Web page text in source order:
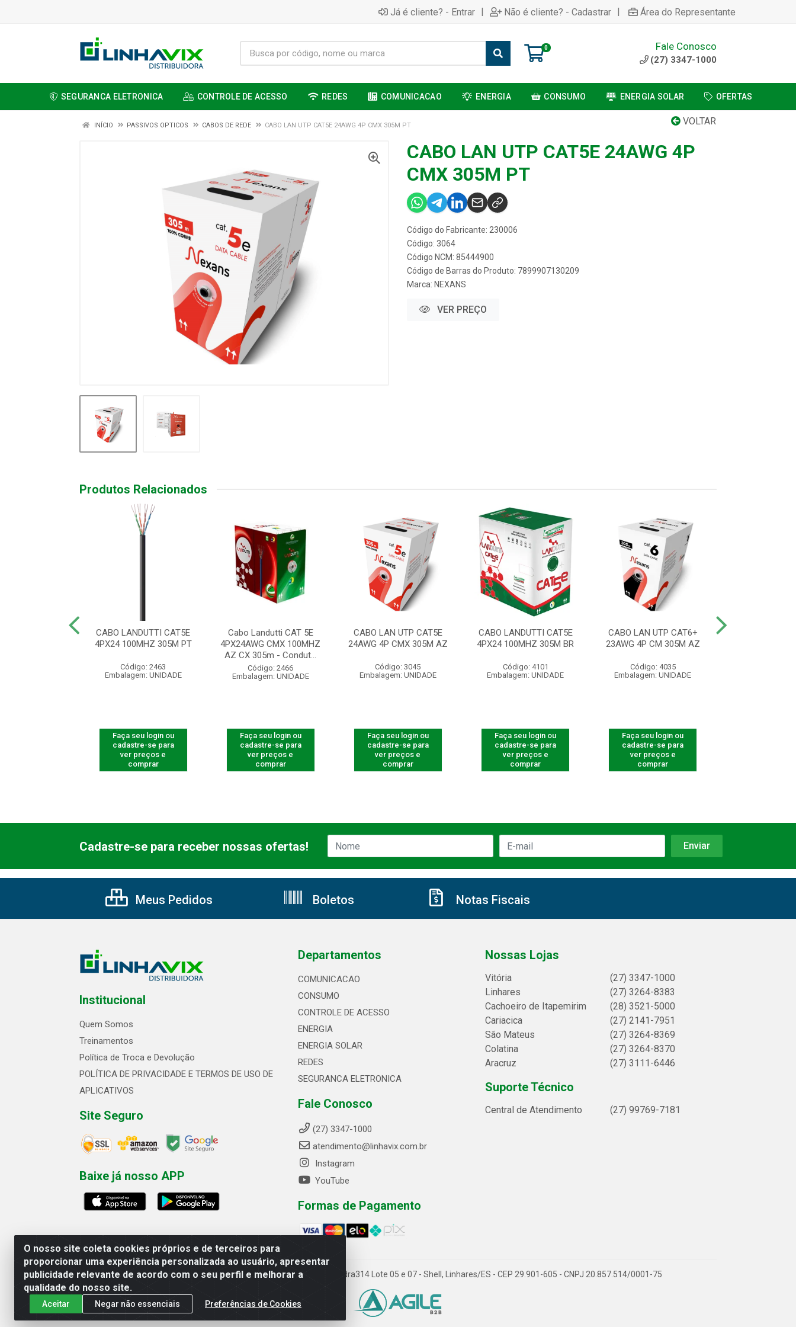
Já é cliente? - Entrar | Não é cliente? - Cadastrar | Área do Representante
0 Fale Conosco
(27) 3347-1000
SEGURANCA ELETRONICA CONTROLE DE ACESSO REDES COMUNICACAO ENERGIA CONSUMO ENERGIA SOLAR OFERTAS
VOLTAR
INÍCIO PASSIVOS OPTICOS CABOS DE REDE CABO LAN UTP CAT5E 24AWG 4P CMX 305M PT
CABO LAN UTP CAT5E 24AWG 4P
CMX 305M PT
Código do Fabricante: 230006
Código: 3064
Código NCM: 85444900
Código de Barras do Produto: 7899907130209
Marca: NEXANS
VER PREÇO
Produtos Relacionados
CABO LANDUTTI CAT5E
4PX24 100MHZ 305M PT
Código: 2463
Embalagem: UNIDADE
Faça seu login ou
cadastre-se para
ver preços e
comprar
Cabo Landutti CAT 5E
4PX24AWG CMX 100MHZ
AZ CX 305m - Condut...
Código: 2466
Embalagem: UNIDADE
Faça seu login ou
cadastre-se para
ver preços e
comprar
CABO LAN UTP CAT5E
24AWG 4P CMX 305M AZ
Código: 3045
Embalagem: UNIDADE
Faça seu login ou
cadastre-se para
ver preços e
comprar
CABO LANDUTTI CAT5E
4PX24 100MHZ 305M BR
Código: 4101
Embalagem: UNIDADE
Faça seu login ou
cadastre-se para
ver preços e
comprar
CABO LAN UTP CAT6+
23AWG 4P CM 305M AZ
Código: 4035
Embalagem: UNIDADE
Faça seu login ou
cadastre-se para
ver preços e
comprar
O nosso site coleta cookies próprios e de terceiros para
proporcionar uma experiência personalizada ao usuário, apresentar
publicidade relevante de acordo com o seu perfil e melhorar a
qualidade do nosso site.
Aceitar Negar não essenciais Preferências de Cookies
Cadastre-se para receber nossas ofertas!
Meus Pedidos Boletos Notas Fiscais
Institucional
Quem Somos
Treinamentos
Política de Troca e Devolução
POLÍTICA DE PRIVACIDADE E TERMOS DE USO DE
APLICATIVOS
Site Seguro
Baixe já nosso APP
Departamentos
COMUNICACAO
CONSUMO
CONTROLE DE ACESSO
ENERGIA
ENERGIA SOLAR
REDES
SEGURANCA ELETRONICA
Fale Conosco
(27) 3347-1000
atendimento@linhavix.com.br
Instagram
YouTube
Formas de Pagamento
Nossas Lojas
Vitória
(27) 3347-1000
Linhares
(27) 3264-8383
Cachoeiro de Itapemirim
(28) 3521-5000
Cariacica
(27) 2141-7951
São Mateus
(27) 3264-8369
Colatina
(27) 3264-8370
Aracruz
(27) 3111-6446
Suporte Técnico
Central de Atendimento (27) 99769-7181
Linhavix Distribuidora LTDA - Avenida Alegre, 2521 - Quadra314 Lote 05 e 07 - Shell, Linhares/ES - CEP 29.901-605 - CNPJ 20.857.514/0001-75